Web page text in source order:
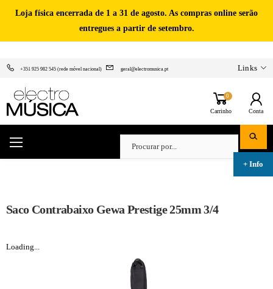
Loja física encerrada de 1 a 31 de agosto. As compras online serão
entregues a partir de setembro.
+351 925 982 545 (rede móvel nacional) geral@electromusica.pt Links
0
Carrinho Conta
Saco Contrabaixo Gewa Prestige 25mm 3/4
Loading...